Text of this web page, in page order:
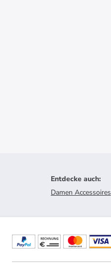
Entdecke auch:
Damen Accessoires